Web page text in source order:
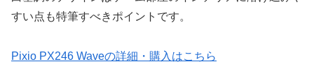
すい点も特筆すべきポイントです。
Pixio PX246 Waveの詳細・購入はこちら